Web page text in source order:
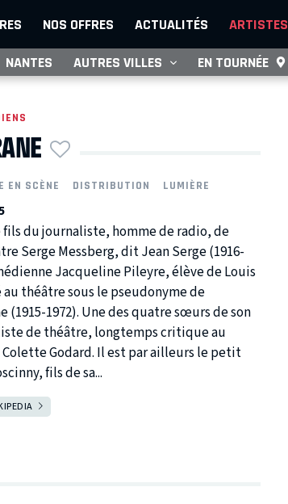
NOS OFFRES ACTUALITÉS ARTISTES
NANTES AUTRES VILLES EN TOURNÉE
EN SCÈNE DISTRIBUTION LUMIÈRE
fils du journaliste, homme de radio, de
Serge Messberg, dit Jean Serge (1916-
Jacqueline Pileyre, élève de Louis
théâtre sous le pseudonyme de
(1915-1972). Une des quatre sœurs de son
de théâtre, longtemps critique au
Godard. Il est par ailleurs le petit
fils de sa...